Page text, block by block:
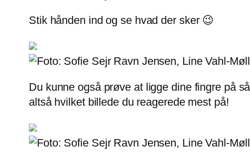
Stik hånden ind og se hvad der sker 😉
Du kunne også prøve at ligge dine fingre på
altså hvilket billede du reagerede mest på!